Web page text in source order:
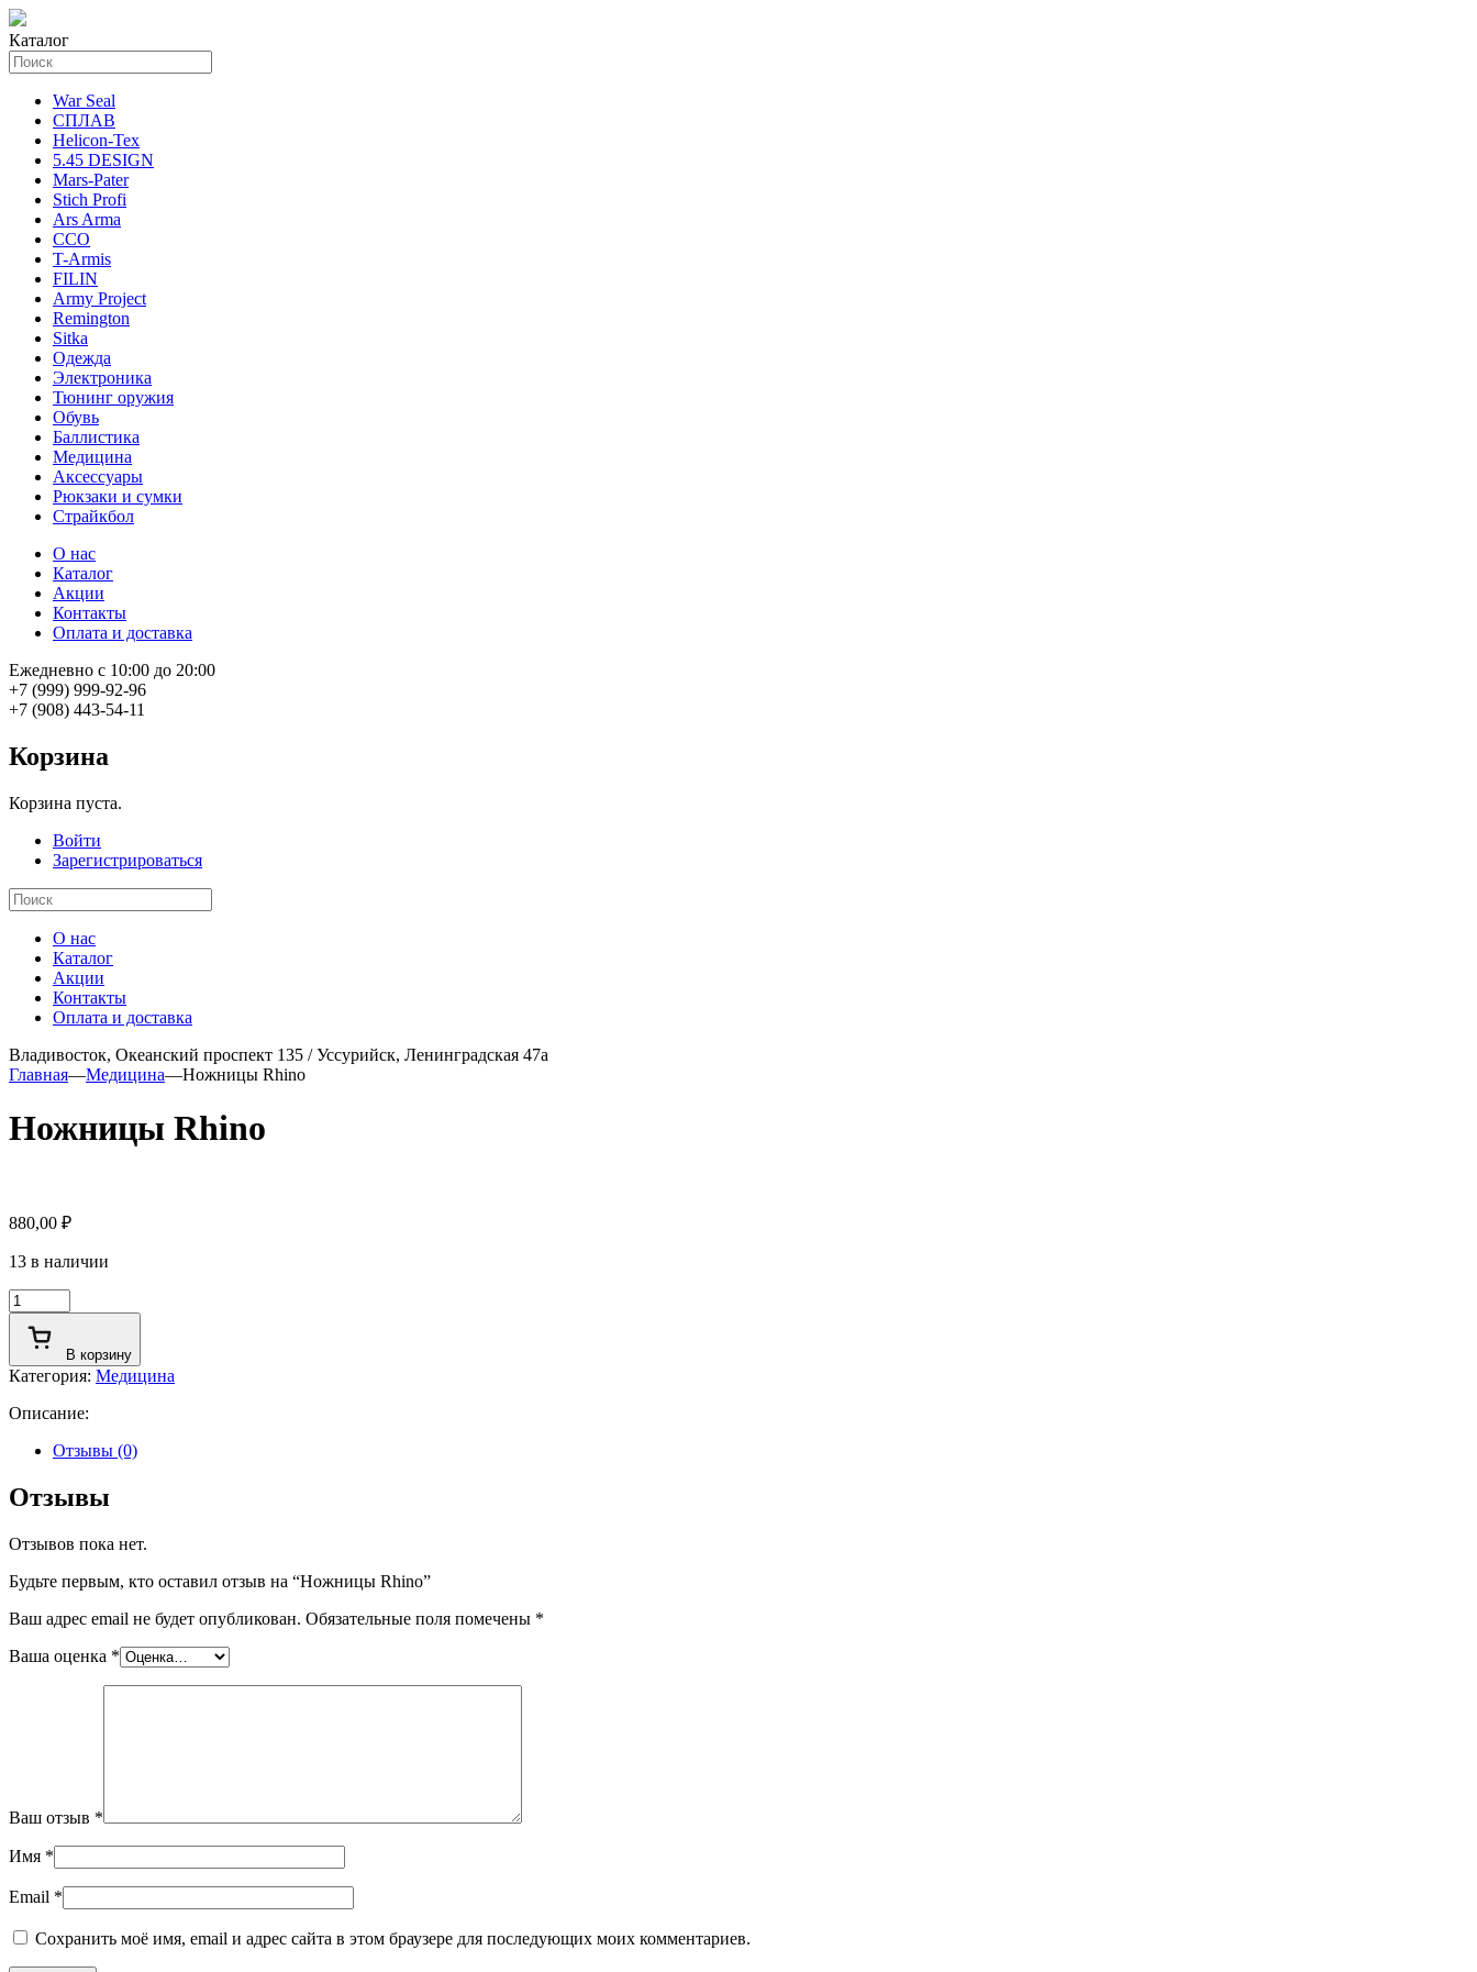
Каталог
War Seal
СПЛАВ
Helicon-Tex
5.45 DESIGN
Mars-Pater
Stich Profi
Ars Arma
ССО
T-Armis
FILIN
Army Project
Remington
Sitka
Одежда
Электроника
Тюнинг оружия
Обувь
Баллистика
Медицина
Аксессуары
Рюкзаки и сумки
Страйкбол
О нас
Каталог
Акции
Контакты
Оплата и доставка
Ежедневно с 10:00 до 20:00
+7 (999) 999-92-96
+7 (908) 443-54-11
Корзина
Корзина пуста.
Войти
Зарегистрироваться
О нас
Каталог
Акции
Контакты
Оплата и доставка
Владивосток, Океанский проспект 135 / Уссурийск, Ленинградская 47а
Главная—Медицина—Ножницы Rhino
Ножницы Rhino
880,00 ₽
13 в наличии
Количество
товара
Ножницы
В корзину
Категория: Медицина
Описание:
Отзывы (0)
Отзывы
Отзывов пока нет.
Будьте первым, кто оставил отзыв на “Ножницы Rhino”
Ваш адрес email не будет опубликован. Обязательные поля помечены *
Ваша оценка *
Ваш отзыв *
Имя *
Email *
Сохранить моё имя, email и адрес сайта в этом браузере для последующих моих комментариев.